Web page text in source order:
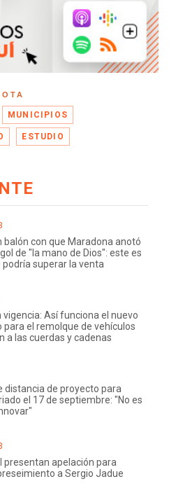
MUNICIPIOS
ESTUDIO
balón con que Maradona anotó
de "la mano de Dios": este es
podría superar la venta
vigencia: Así funciona el nuevo
el remolque de vehículos
a las cuerdas y cadenas
distancia de proyecto para
el 17 de septiembre: "No es
presentan apelación para
a Sergio Jadue